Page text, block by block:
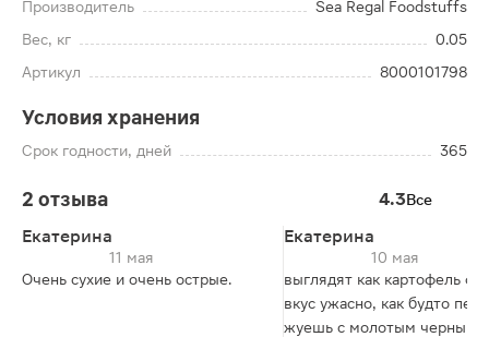
Производитель
Sea Regal Foodstuffs
Вес, кг
0.05
Артикул
8000101798
Условия хранения
Срок годности, дней 365
2 отзыва 4.3Все
Екатерина
11 мая
Очень сухие и очень острые.
Екатерина
10 мая
выглядят как картофель
вкус ужасно, как будто
жуешь с молотым черным